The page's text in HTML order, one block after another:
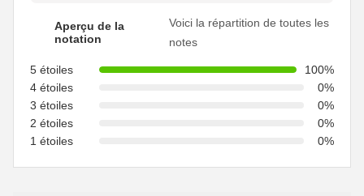
Aperçu de la
notation
Voici la répartition de toutes les
notes
5 étoiles
100%
4 étoiles
0%
3 étoiles
0%
2 étoiles
0%
1 étoiles
0%